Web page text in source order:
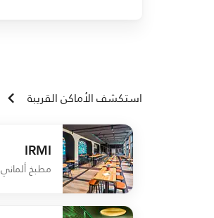
استكشف الأماكن القريبة
IRMI
مطبخ ألماني
undefined IRMI